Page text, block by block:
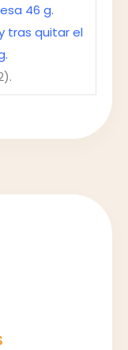
46 g.
tras quitar el